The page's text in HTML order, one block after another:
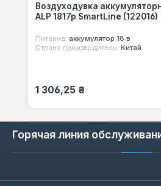
Воздуходувка
ALP 1817p SmartLine (122016)
Питание: аккумулятор 18 в
Страна производитель: Китай
Обычная цена:
1 306,25 ₴
Горячая линия